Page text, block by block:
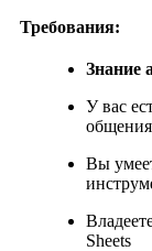
Требования:
Знание
У вас
Вы
Sheets